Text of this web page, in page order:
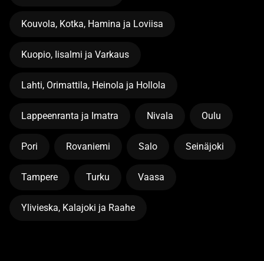
Kouvola, Kotka, Hamina ja Loviisa
Kuopio, Iisalmi ja Varkaus
Lahti, Orimattila, Heinola ja Hollola
Lappeenranta ja Imatra Nivala Oulu
Pori Rovaniemi Salo Seinäjoki
Tampere Turku Vaasa
Ylivieska, Kalajoki ja Raahe